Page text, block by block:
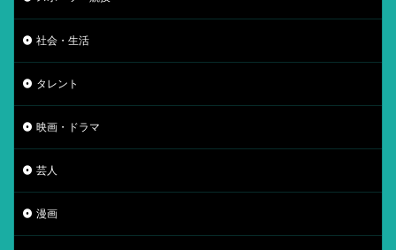
社会・生活
タレント
映画・ドラマ
芸人
漫画